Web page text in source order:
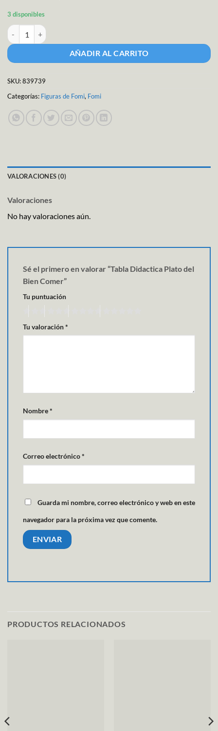
3 disponibles
Tabla Didactica Plato del Bien Comer cantidad
AÑADIR AL CARRITO
SKU:839739
Categorías: Figuras de Fomi, Fomi
VALORACIONES (0)
Valoraciones
No hay valoraciones aún.
Sé el primero en valorar “Tabla Didactica Plato del
Bien Comer”
Tu puntuación
Tu valoración*
Nombre*
Correo electrónico*
Guarda mi nombre, correo electrónico y web en este
navegador para la próxima vez que comente.
PRODUCTOS RELACIONADOS